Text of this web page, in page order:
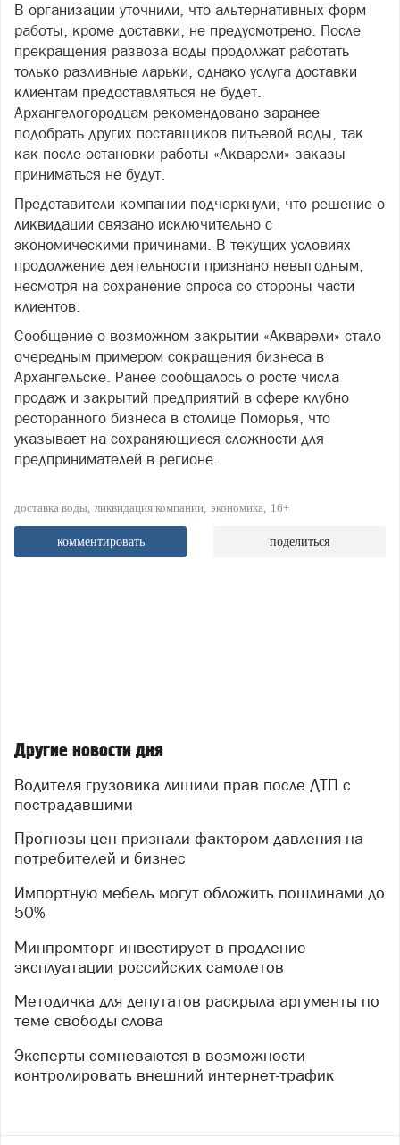
В организации уточнили, что альтернативных форм
работы, кроме доставки, не предусмотрено. После
прекращения развоза воды продолжат работать
только разливные ларьки, однако услуга доставки
клиентам предоставляться не будет.
Архангелогородцам рекомендовано заранее
подобрать других поставщиков питьевой воды, так
как после остановки работы «Акварели» заказы
приниматься не будут.
Представители компании подчеркнули, что решение о
ликвидации связано исключительно с
экономическими причинами. В текущих условиях
продолжение деятельности признано невыгодным,
несмотря на сохранение спроса со стороны части
клиентов.
Сообщение о возможном закрытии «Акварели» стало
очередным примером сокращения бизнеса в
Архангельске. Ранее сообщалось о росте числа
продаж и закрытий предприятий в сфере клубно
ресторанного бизнеса в столице Поморья, что
указывает на сохраняющиеся сложности для
предпринимателей в регионе.
доставка воды ликвидация компании экономика 16+
комментировать поделиться
Другие новости дня
Водителя грузовика лишили прав после ДТП с
пострадавшими
Прогнозы цен признали фактором давления на
потребителей и бизнес
Импортную мебель могут обложить пошлинами до
50%
Минпромторг инвестирует в продление
эксплуатации российских самолетов
Методичка для депутатов раскрыла аргументы по
теме свободы слова
Эксперты сомневаются в возможности
контролировать внешний интернет-трафик